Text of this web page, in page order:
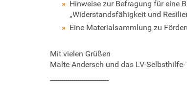
b
s
Hinweise zur Befragung für eine
„Widerstandsfähigkeit und
Eine Materialsammlung zu
Mit vielen Grüßen
Malte Andersch und das LV-Selbsthilfe-
------------------------------